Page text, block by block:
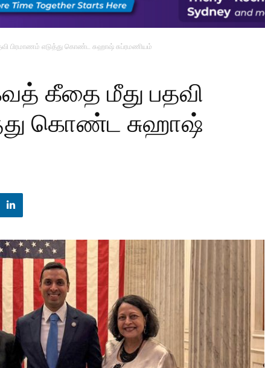
பிரமாணம் எடுத்து கொண்ட சுஹாஷ் சுப்ரமணியம்
கீதை மீது பதவி
கொண்ட சுஹாஷ்